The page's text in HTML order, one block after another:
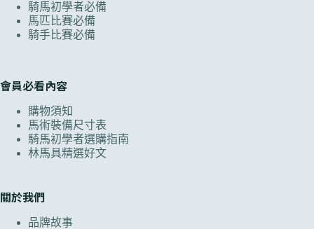
騎馬初學者必備
馬匹比賽必備
騎手比賽必備
會員必看內容
購物須知
馬術裝備尺寸表
騎馬初學者選購指南
林馬具精選好文
關於我們
品牌故事